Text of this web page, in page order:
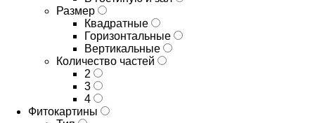
Размер
Квадратные
Горизонтальные
Вертикальные
Количество частей
2
3
4
Фитокартины